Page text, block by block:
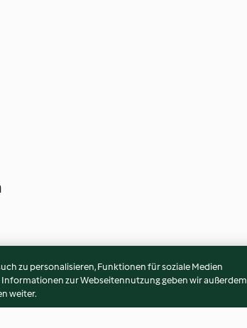
zu personalisieren, Funktionen für soziale Medien
zur Webseitennutzung geben wir außerdem
weiter.